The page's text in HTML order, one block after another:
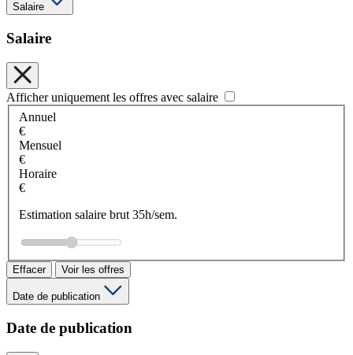
Salaire
Salaire
Afficher uniquement les offres avec salaire
Annuel
€
Mensuel
€
Horaire
€
Estimation salaire brut 35h/sem.
Effacer Voir les offres
Date de publication
Date de publication